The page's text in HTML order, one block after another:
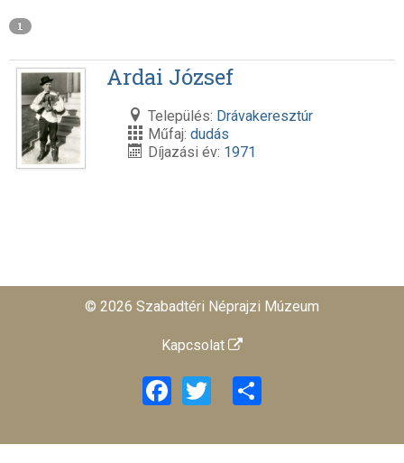
1
Ardai József
Település: Drávakeresztúr
Műfaj: dudás
Díjazási év: 1971
© 2026 Szabadtéri Néprajzi Múzeum
Kapcsolat
Facebook
Twitter